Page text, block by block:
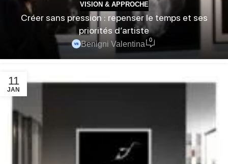
VISION & APPROCHE
Créer sans pression : repenser le temps et ses
priorités d’artiste
Benigni Valentina
0
11
JAN